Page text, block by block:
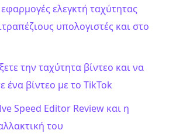
ελεγκτή ταχύτητας
υπολογιστές και στο
την ταχύτητα βίντεο και να
ένα βίντεο με το TikTok
Speed Editor Review και η
του